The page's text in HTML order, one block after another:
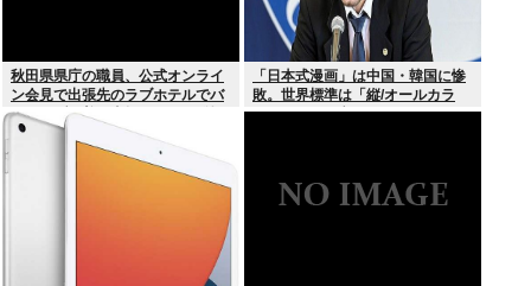
秋田県県庁の職員、公式オンライ
ン会見で出張先のラブホテルでバ
スローブを着て喫煙しながら登場
www
「日本式漫画」は中国・韓国に惨
敗。世界標準は「縦/オールカラ
ー」の”ウェブトゥーン”に